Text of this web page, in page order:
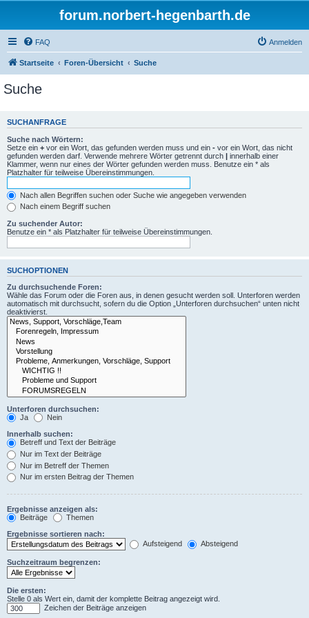
forum.norbert-hegenbarth.de
FAQ Anmelden
Startseite Foren-Übersicht Suche
Suche
SUCHANFRAGE
Suche nach Wörtern:
Setze ein + vor ein Wort, das gefunden werden muss und ein - vor ein Wort, das nicht
gefunden werden darf. Verwende mehrere Wörter getrennt durch | innerhalb einer
Klammer, wenn nur eines der Wörter gefunden werden muss. Benutze ein * als
Platzhalter für teilweise Übereinstimmungen.
Nach allen Begriffen suchen oder Suche wie angegeben verwenden
Nach einem Begriff suchen
Zu suchender Autor:
Benutze ein * als Platzhalter für teilweise Übereinstimmungen.
SUCHOPTIONEN
Zu durchsuchende Foren:
Wähle das Forum oder die Foren aus, in denen gesucht werden soll. Unterforen werden
automatisch mit durchsucht, sofern du die Option „Unterforen durchsuchen“ unten nicht
deaktivierst.
Unterforen durchsuchen:
Ja
Nein
Innerhalb suchen:
Betreff und Text der Beiträge
Nur im Text der Beiträge
Nur im Betreff der Themen
Nur im ersten Beitrag der Themen
Ergebnisse anzeigen als:
Beiträge
Themen
Ergebnisse sortieren nach:
Aufsteigend
Absteigend
Suchzeitraum begrenzen:
Die ersten:
Stelle 0 als Wert ein, damit der komplette Beitrag angezeigt wird.
Zeichen der Beiträge anzeigen